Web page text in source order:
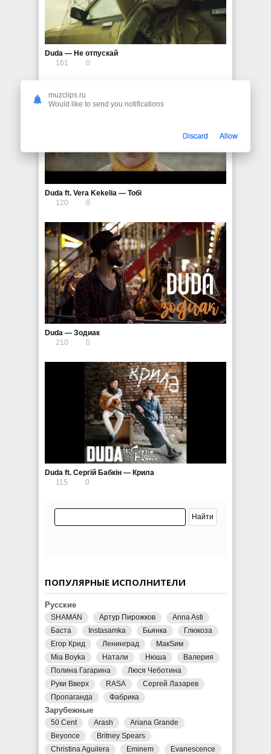
Duda — Не отпускай
161
0
Duda ft. Vera Kekelia — Тобі
120
0
Duda — Зодиак
210
0
Duda ft. Сергiй Бабкiн — Крила
115
0
ПОПУЛЯРНЫЕ ИСПОЛНИТЕЛИ
Русские
SHAMAN Артур Пирожков
Anna Asti
Баста
Instasamka Бьянка
Глюкоза
Егор Крид
Ленинград
МакSим
Mia Boyka
Натали Нюша
Валерия
Полина Гагарина
Люся Чеботина
Руки Вверх
RASA
Сергей Лазарев
Пропаганда
Фабрика
Зарубежные
50 Cent Arash
Ariana Grande
Beyonce
Britney Spears
Christina Aguilera
Eminem Evanescence
muzclips.ru
Would like to send you notifications
Discard Allow